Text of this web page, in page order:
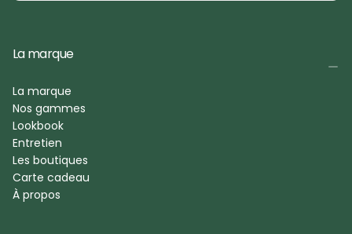
La marque
La marque
Nos gammes
Lookbook
Entretien
Les boutiques
Carte cadeau
À propos